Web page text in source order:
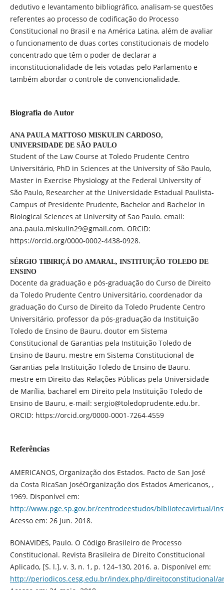
dedutivo e levantamento bibliográfico, analisam-se questões
referentes ao processo de codificação do Processo
Constitucional no Brasil e na América Latina, além de avaliar
o funcionamento de duas cortes constitucionais de modelo
concentrado que têm o poder de declarar a
inconstitucionalidade de leis votadas pelo Parlamento e
também abordar o controle de convencionalidade.
Biografia do Autor
ANA PAULA MATTOSO MISKULIN CARDOSO,
UNIVERSIDADE DE SÃO PAULO
Student of the Law Course at Toledo Prudente Centro
Universitário, PhD in Sciences at the University of São Paulo,
Master in Exercise Physiology at the Federal University of
São Paulo, Researcher at the Universidade Estadual Paulista-
Campus of Presidente Prudente, Bachelor and Bachelor in
Biological Sciences at University of Sao Paulo. email:
ana.paula.miskulin29@gmail.com. ORCID:
https://orcid.org/0000-0002-4438-0928.
SÉRGIO TIBIRIÇÁ DO AMARAL, INSTITUIÇÃO TOLEDO DE
ENSINO
Docente da graduação e pós-graduação do Curso de Direito
da Toledo Prudente Centro Universitário, coordenador da
graduação do Curso de Direito da Toledo Prudente Centro
Universitário, professor da pós-graduação da Instituição
Toledo de Ensino de Bauru, doutor em Sistema
Constitucional de Garantias pela Instituição Toledo de
Ensino de Bauru, mestre em Sistema Constitucional de
Garantias pela Instituição Toledo de Ensino de Bauru,
mestre em Direito das Relações Públicas pela Universidade
de Marília, bacharel em Direito pela Instituição Toledo de
Ensino de Bauru, e-mail: sergio@toledoprudente.edu.br.
ORCID: https://orcid.org/0000-0001-7264-4559
Referências
AMERICANOS, Organização dos Estados. Pacto de San José
da Costa RicaSan JoséOrganização dos Estados Americanos, ,
1969. Disponível em:
http://www.pge.sp.gov.br/centrodeestudos/bibliotecavirtual/
Acesso em: 26 jun. 2018.
BONAVIDES, Paulo. O Código Brasileiro de Processo
Constitucional. Revista Brasileira de Direito Constitucional
Aplicado, [S. l.], v. 3, n. 1, p. 124–130, 2016. a. Disponível em:
http://periodicos.cesg.edu.br/index.php/direitoconstitucional/